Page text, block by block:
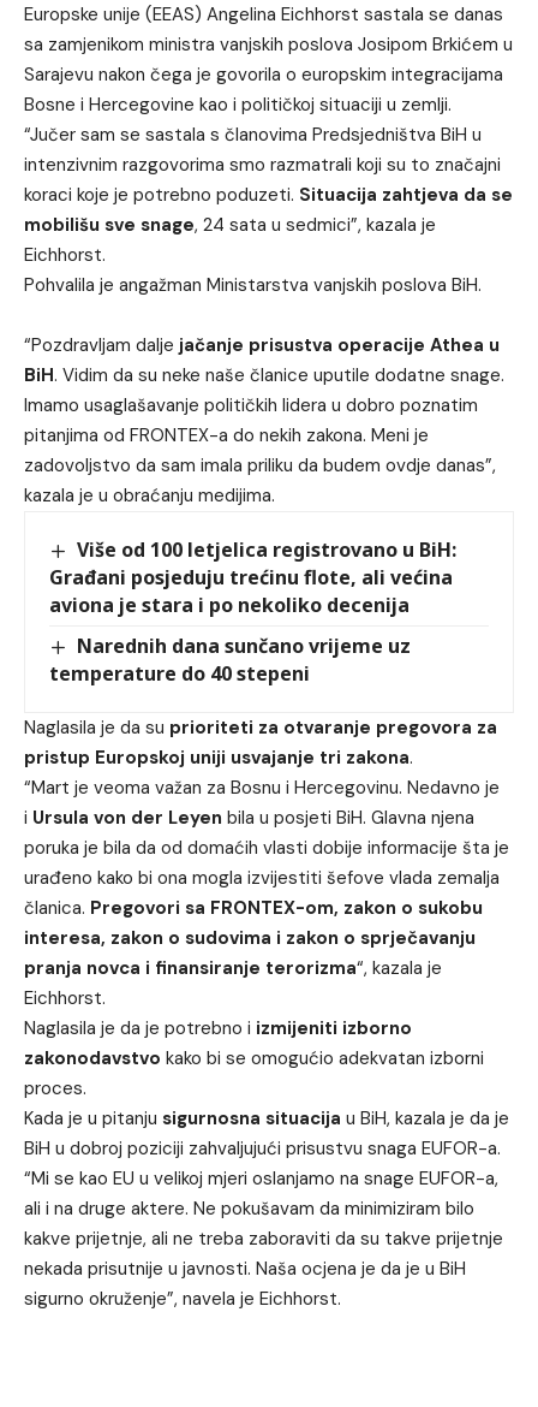
Europske unije (EEAS) Angelina Eichhorst sastala se danas
sa zamjenikom ministra vanjskih poslova Josipom Brkićem u
Sarajevu nakon čega je govorila o europskim integracijama
Bosne i Hercegovine kao i političkoj situaciji u zemlji.
“Jučer sam se sastala s članovima Predsjedništva BiH u
intenzivnim razgovorima smo razmatrali koji su to značajni
koraci koje je potrebno poduzeti. Situacija zahtjeva da se
mobilišu sve snage, 24 sata u sedmici”, kazala je
Eichhorst.
Pohvalila je angažman Ministarstva vanjskih poslova BiH.
“Pozdravljam dalje jačanje prisustva operacije Athea u
BiH. Vidim da su neke naše članice uputile dodatne snage.
Imamo usaglašavanje političkih lidera u dobro poznatim
pitanjima od FRONTEX-a do nekih zakona. Meni je
zadovoljstvo da sam imala priliku da budem ovdje danas”,
kazala je u obraćanju medijima.
Više od 100 letjelica registrovano u BiH:
Građani posjeduju trećinu flote, ali većina
aviona je stara i po nekoliko decenija
Narednih dana sunčano vrijeme uz
temperature do 40 stepeni
Naglasila je da su prioriteti za otvaranje pregovora za
pristup Europskoj uniji usvajanje tri zakona.
“Mart je veoma važan za Bosnu i Hercegovinu. Nedavno je
i Ursula von der Leyen bila u posjeti BiH. Glavna njena
poruka je bila da od domaćih vlasti dobije informacije šta je
urađeno kako bi ona mogla izvijestiti šefove vlada zemalja
članica. Pregovori sa FRONTEX-om, zakon o sukobu
interesa, zakon o sudovima i zakon o sprječavanju
pranja novca i finansiranje terorizma“, kazala je
Eichhorst.
Naglasila je da je potrebno i izmijeniti izborno
zakonodavstvo kako bi se omogućio adekvatan izborni
proces.
Kada je u pitanju sigurnosna situacija u BiH, kazala je da je
BiH u dobroj poziciji zahvaljujući prisustvu snaga EUFOR-a.
“Mi se kao EU u velikoj mjeri oslanjamo na snage EUFOR-a,
ali i na druge aktere. Ne pokušavam da minimiziram bilo
kakve prijetnje, ali ne treba zaboraviti da su takve prijetnje
nekada prisutnije u javnosti. Naša ocjena je da je u BiH
sigurno okruženje”, navela je Eichhorst.